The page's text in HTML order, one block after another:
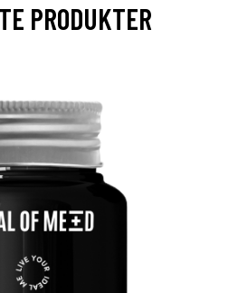
PRODUKTER